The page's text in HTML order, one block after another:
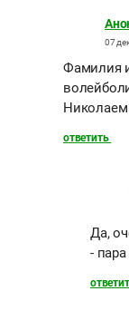
07
Фамилия
Николаем
ответить
Да,
-